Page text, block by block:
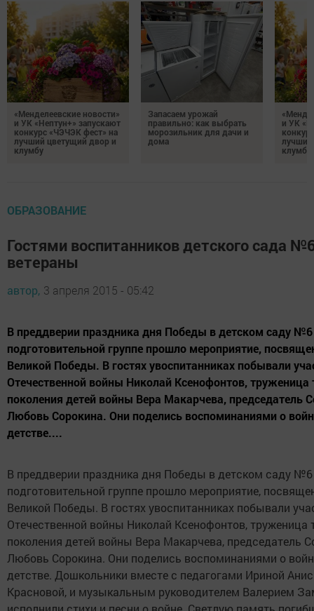
«Менделеевские новости»
и УК «Нептун+» запускают
конкурс «ЧЭЧЭК фест» на
лучший цветущий двор и
клумбу
Запасаем урожай
правильно: как выбрать
морозильник для дачи и
дома
и УК
клумбу
ОБРАЗОВАНИЕ
Гостями воспитанников детского сада
ветераны
автор, 3 апреля 2015 - 05:42
В преддверии праздника дня Победы в детском саду
подготовительной группе прошло мероприятие,
Великой Победы. В гостях увоспитанниках побывали
Отечественной войны Николай Ксенофонтов, труженица
поколения детей войны Вера Макарчева, председатель
Любовь Сорокина. Они поделись воспоминаниями о
детстве....
В преддверии праздника дня Победы в детском саду
подготовительной группе прошло мероприятие,
Великой Победы. В гостях увоспитанниках побывали
Отечественной войны Николай Ксенофонтов, труженица
поколения детей войны Вера Макарчева, председатель
Любовь Сорокина. Они поделись воспоминаниями о
детстве. Дошкольники вместе с педагогами Ириной
Красновой, и музыкальным руководителем Валерием